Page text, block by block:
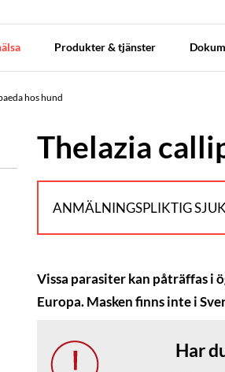
Produkter & tjänster
hos hund
Thelazia
ANMÄLNINGSPLIKTIG
Vissa parasiter kan påträffas i
Europa. Masken finns inte i
Har